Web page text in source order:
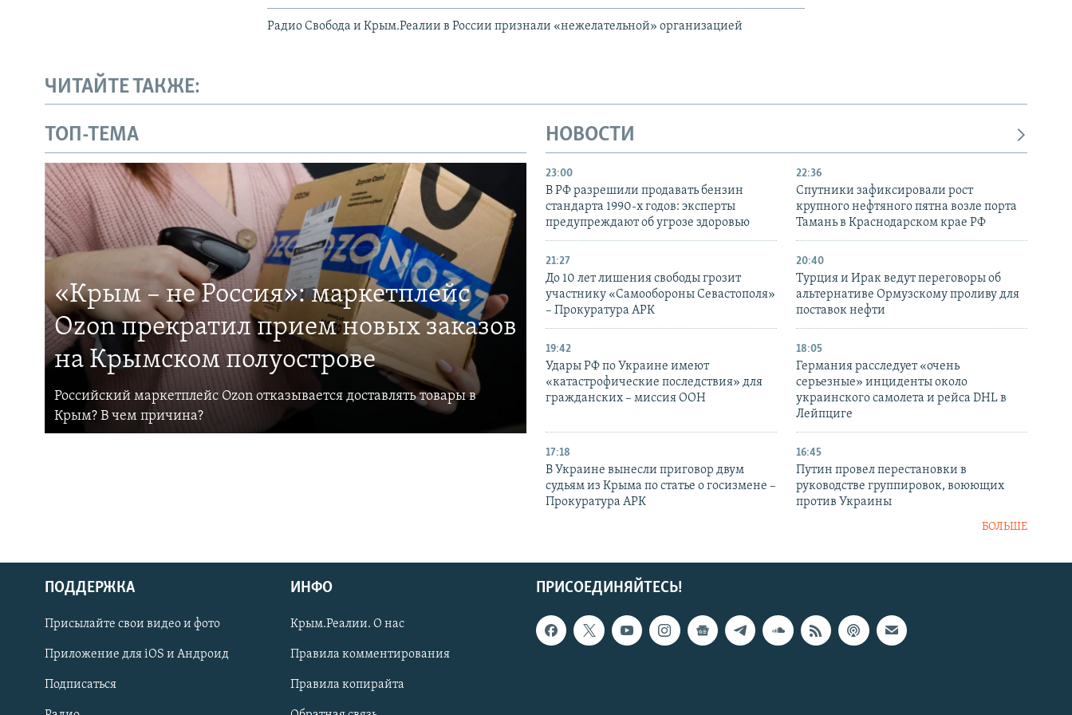
Українською
Qırımtatar
ПРИСОЕДИНЯЙТЕСЬ!
Радио Свобода и Крым.Реалии в России признали «нежелательной» организацией
ЧИТАЙТЕ ТАКЖЕ:
ТОП-ТЕМА
«Крым – не Россия»: маркетплейс
Ozon прекратил прием новых заказов
на Крымском полуострове
Российский маркетплейс Ozon отказывается доставлять товары в
Крым? В чем причина?
НОВОСТИ
23:00
В РФ разрешили продавать бензин
стандарта 1990-х годов: эксперты
предупреждают об угрозе здоровью
22:36
Спутники зафиксировали рост
крупного нефтяного пятна возле порта
Тамань в Краснодарском крае РФ
21:27
До 10 лет лишения свободы грозит
участнику «Самообороны Севастополя»
– Прокуратура АРК
20:40
Турция и Ирак ведут переговоры об
альтернативе Ормузскому проливу для
поставок нефти
19:42
Удары РФ по Украине имеют
«катастрофические последствия» для
гражданских – миссия ООН
18:05
Германия расследует «очень
серьезные» инциденты около
украинского самолета и рейса DHL в
Лейпциге
17:18
В Украине вынесли приговор двум
судьям из Крыма по статье о госизмене –
Прокуратура АРК
16:45
Путин провел перестановки в
руководстве группировок, воюющих
против Украины
БОЛЬШЕ
ПРИСОЕДИНЯЙТЕСЬ!
ПОДДЕРЖКА
Присылайте свои видео и фото
Приложение для iOS и Андроид
Подписаться
ИНФО
Крым.Реалии. О нас
Правила комментирования
Правила копирайта